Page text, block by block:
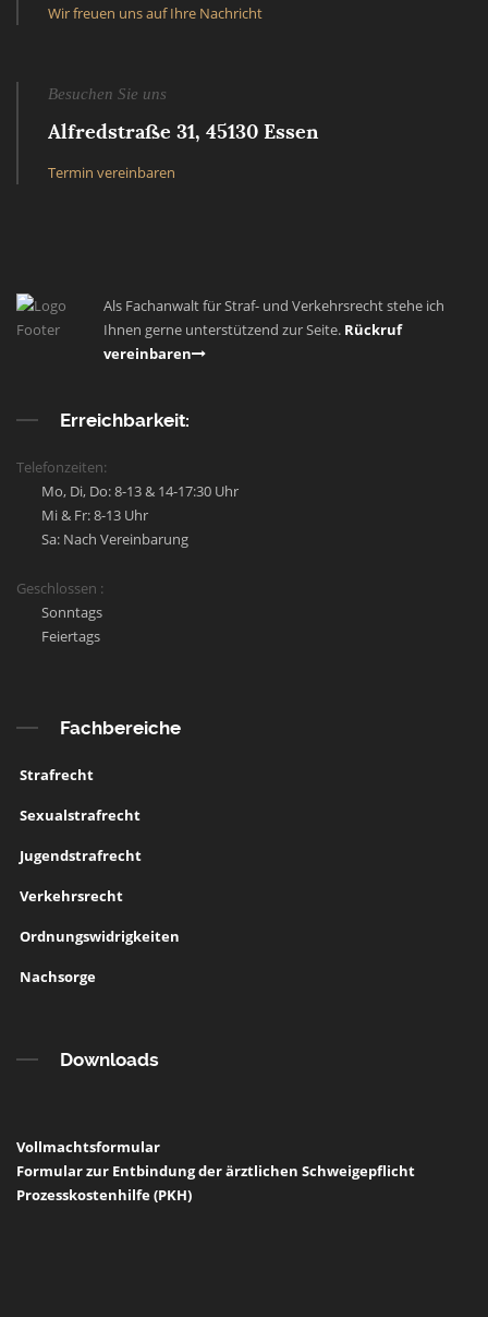
Wir freuen uns auf Ihre Nachricht
Besuchen Sie uns
Alfredstraße 31, 45130 Essen
Termin vereinbaren
Als Fachanwalt für Straf- und Verkehrsrecht stehe ich
Ihnen gerne unterstützend zur Seite. Rückruf
vereinbaren
Erreichbarkeit:
Telefonzeiten:
Mo, Di, Do: 8-13 & 14-17:30 Uhr
Mi & Fr: 8-13 Uhr
Sa: Nach Vereinbarung
Geschlossen :
Sonntags
Feiertags
Fachbereiche
Strafrecht
Sexualstrafrecht
Jugendstrafrecht
Verkehrsrecht
Ordnungswidrigkeiten
Nachsorge
Downloads
Vollmachtsformular
Formular zur Entbindung der ärztlichen Schweigepflicht
Prozesskostenhilfe (PKH)